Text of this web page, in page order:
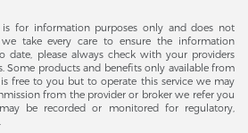
for information purposes only and does not
take every care to ensure the information
date, please always check with your providers
Some products and benefits only available from
is free to you but to operate this service we may
from the provider or broker we refer you
be recorded or monitored for regulatory,